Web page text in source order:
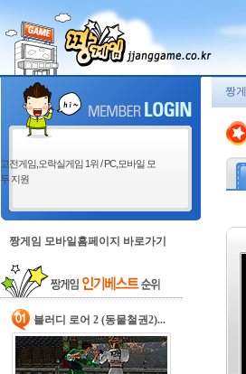
고전게임,오락실게임 1위 / PC,모바일 모
두 지원
짱게임 모바일홈페이지 바로가기
블러디 로어 2 (동물철권2)...
짱